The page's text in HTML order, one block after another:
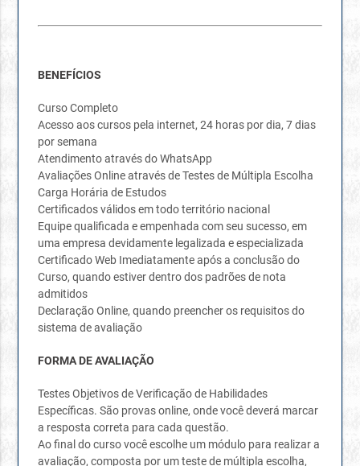
BENEFÍCIOS
Curso Completo
Acesso aos cursos pela internet, 24 horas por dia, 7 dias
por semana
Atendimento através do WhatsApp
Avaliações Online através de Testes de Múltipla Escolha
Carga Horária de Estudos
Certificados válidos em todo território nacional
Equipe qualificada e empenhada com seu sucesso, em
uma empresa devidamente legalizada e especializada
Certificado Web Imediatamente após a conclusão do
Curso, quando estiver dentro dos padrões de nota
admitidos
Declaração Online, quando preencher os requisitos do
sistema de avaliação
FORMA DE AVALIAÇÃO
Testes Objetivos de Verificação de Habilidades
Específicas. São provas online, onde você deverá marcar
a resposta correta para cada questão.
Ao final do curso você escolhe um módulo para realizar a
avaliação, composta por um teste de múltipla escolha,